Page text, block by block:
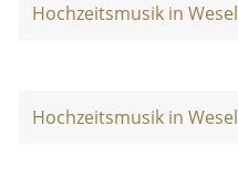
Hochzeitsmusik in Wesel
Hochzeitsmusik in Wesel